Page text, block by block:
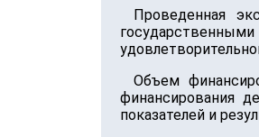
Проведенная
Объем
финансирования
показателей и